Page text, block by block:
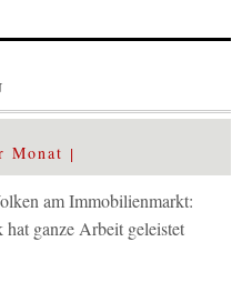
Monat
am Immobilienmarkt:
ganze Arbeit geleistet